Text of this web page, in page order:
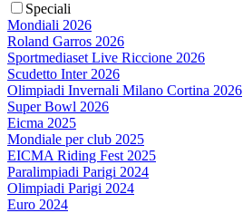
Speciali
Mondiali 2026
Roland Garros 2026
Sportmediaset Live Riccione 2026
Scudetto Inter 2026
Olimpiadi Invernali Milano Cortina 2026
Super Bowl 2026
Eicma 2025
Mondiale per club 2025
EICMA Riding Fest 2025
Paralimpiadi Parigi 2024
Olimpiadi Parigi 2024
Euro 2024